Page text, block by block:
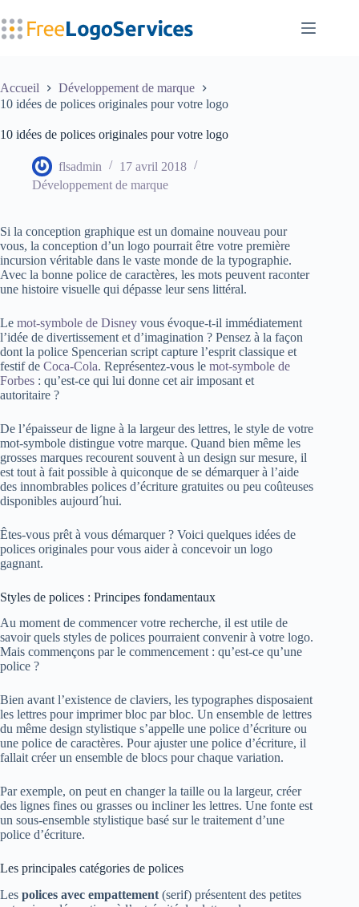
au
contenu
Accueil
Développement de marque
10 idées de polices originales pour votre logo
10 idées de polices originales pour votre logo
flsadmin
17 avril 2018
Développement de marque
Si la conception graphique est un domaine nouveau pour
vous, la conception d’un logo pourrait être votre première
incursion véritable dans le vaste monde de la typographie.
Avec la bonne police de caractères, les mots peuvent raconter
une histoire visuelle qui dépasse leur sens littéral.
Le mot-symbole de Disney vous évoque-t-il immédiatement
l’idée de divertissement et d’imagination ? Pensez à la façon
dont la police Spencerian script capture l’esprit classique et
festif de Coca-Cola. Représentez-vous le mot-symbole de
Forbes : qu’est-ce qui lui donne cet air imposant et
autoritaire ?
De l’épaisseur de ligne à la largeur des lettres, le style de votre
mot-symbole distingue votre marque. Quand bien même les
grosses marques recourent souvent à un design sur mesure, il
est tout à fait possible à quiconque de se démarquer à l’aide
des innombrables polices d’écriture gratuites ou peu coûteuses
disponibles aujourd´hui.
Êtes-vous prêt à vous démarquer ? Voici quelques idées de
polices originales pour vous aider à concevoir un logo
gagnant.
Styles de polices : Principes fondamentaux
Au moment de commencer votre recherche, il est utile de
savoir quels styles de polices pourraient convenir à votre logo.
Mais commençons par le commencement : qu’est-ce qu’une
police ?
Bien avant l’existence de claviers, les typographes disposaient
les lettres pour imprimer bloc par bloc. Un ensemble de lettres
du même design stylistique s’appelle une police d’écriture ou
une police de caractères. Pour ajuster une police d’écriture, il
fallait créer un ensemble de blocs pour chaque variation.
Par exemple, on peut en changer la taille ou la largeur, créer
des lignes fines ou grasses ou incliner les lettres. Une fonte est
un sous-ensemble stylistique basé sur le traitement d’une
police d’écriture.
Les principales catégories de polices
Les polices avec empattement (serif) présentent des petites